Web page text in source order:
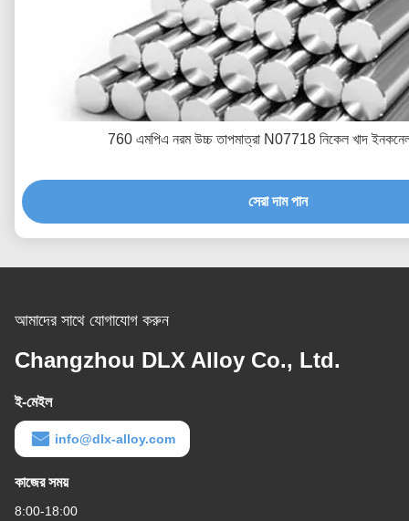
760 এমপিএ নরম উচ্চ তাপমাত্রা N07718 নিকেল খাদ
সেরা দাম পান
আমাদের সাথে যোগাযোগ করুন
Changzhou DLX Alloy Co., Ltd.
ই-মেইল
info@dlx-alloy.com
কাজের সময়
8:00-18:00